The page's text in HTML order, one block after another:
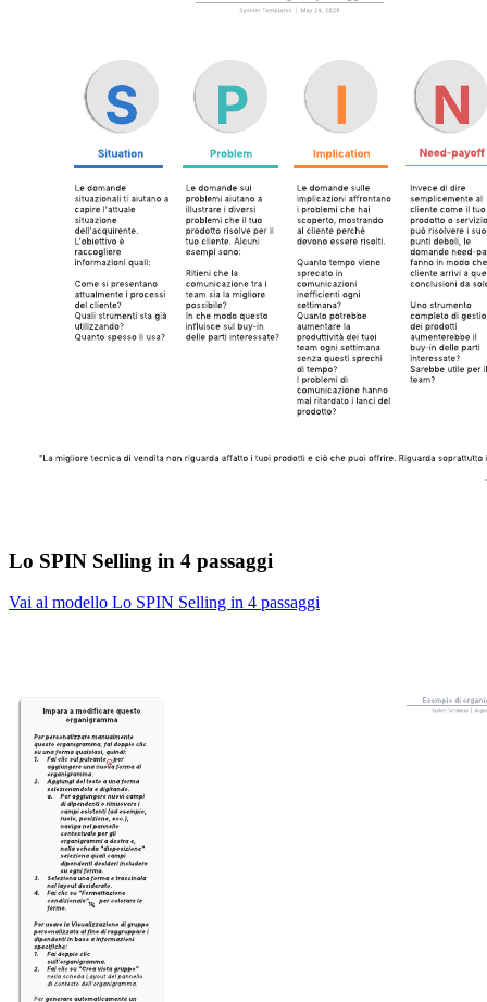
Lo SPIN Selling in 4 passaggi
Vai al modello Lo SPIN Selling in 4 passaggi